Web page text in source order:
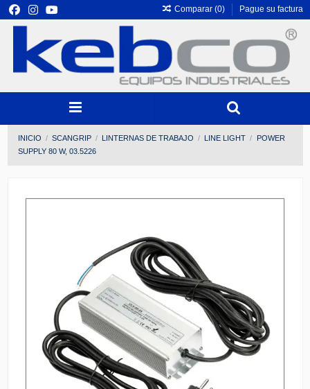
Comparar (0) Pague su factura
INICIO SCANGRIP LINTERNAS DE TRABAJO LINE LIGHT
POWER
SUPPLY 80 W, 03.5226